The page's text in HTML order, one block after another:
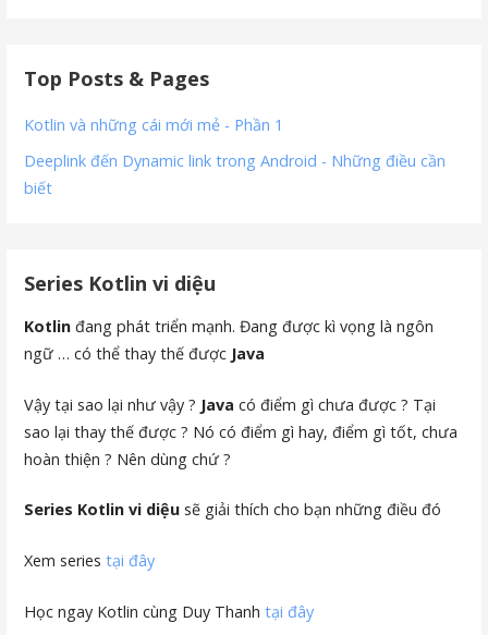
Top Posts & Pages
Kotlin và những cái mới mẻ - Phần 1
Deeplink đến Dynamic link trong Android - Những điều cần
biết
Series Kotlin vi diệu
Kotlin đang phát triển mạnh. Đang được kì vọng là ngôn
ngữ … có thể thay thế được Java
Vậy tại sao lại như vậy ? Java có điểm gì chưa được ? Tại
sao lại thay thế được ? Nó có điểm gì hay, điểm gì tốt, chưa
hoàn thiện ? Nên dùng chứ ?
Series Kotlin vi diệu sẽ giải thích cho bạn những điều đó
Xem seriestại đây
Học ngay Kotlin cùng Duy Thanhtại đây